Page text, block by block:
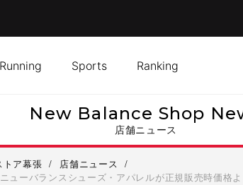
Running Sports Ranking
New Balance Shop
店舗ニュース
トア幕張 / 店舗ニュース /
ューバランスシューズ・アパレルが正規販売時価格